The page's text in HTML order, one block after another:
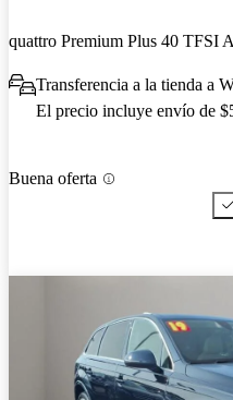
quattro Premium Plus 40 TFSI
Transferencia a la tienda a
El precio incluye envío de
Buena oferta